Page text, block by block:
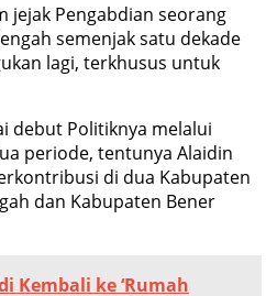
jejak Pengabdian seorang
semenjak satu dekade
lagi, terkhusus untuk
debut Politiknya melalui
periode, tentunya Alaidin
di dua Kabupaten
dan Kabupaten Bener
Kembali ke ‘Rumah